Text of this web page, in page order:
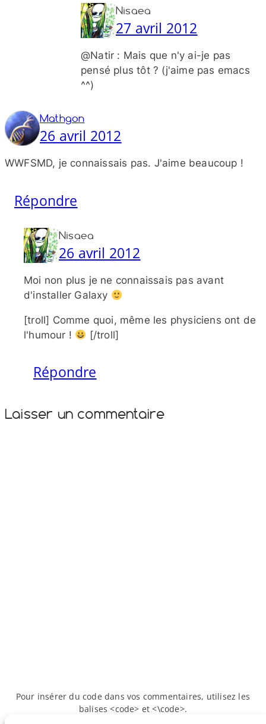
Nisaea
27 avril 2012
@Natir : Mais que n'y ai-​je pas
pensé plus tôt ? (j'aime pas emacs
^^)
Mathgon
26 avril 2012
WWFSMD, je connaissais pas. J'aime beaucoup !
Répondre
Nisaea
26 avril 2012
Moi non plus je ne connaissais pas avant
d'installer Galaxy
[troll] Comme quoi, même les physiciens ont de
l'humour !
[/​troll]
Répondre
Laisser un commentaire
Pour insérer du code dans vos commentaires, utilisez les
balises <code> et <\code>.